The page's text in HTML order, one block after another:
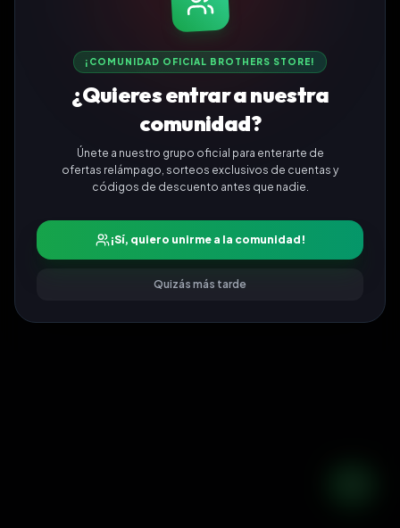
¡COMUNIDAD OFICIAL BROTHERS STORE!
¿Quieres entrar a nuestra
comunidad?
Únete a nuestro grupo oficial para enterarte de
ofertas relámpago, sorteos exclusivos de cuentas y
códigos de descuento antes que nadie.
¡Sí, quiero unirme a la comunidad!
Quizás más tarde